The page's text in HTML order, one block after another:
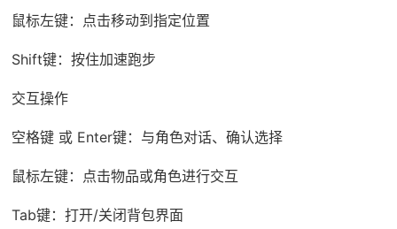
鼠标左键：点击移动到指定位置
Shift键：按住加速跑步
交互操作
空格键 或 Enter键：与角色对话、确认选择
鼠标左键：点击物品或角色进行交互
Tab键：打开/关闭背包界面